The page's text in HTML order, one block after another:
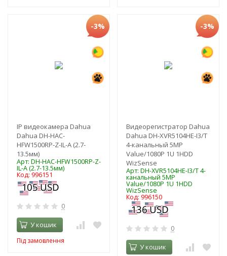
-3%
IP видеокамера Dahua
Dahua DH-HAC-
HFW1500RP-Z-IL-A (2.7-
13.5мм)
Арт: DH-HAC-HFW1500RP-Z-
IL-A (2.7-13.5мм)
Код: 996151
0
У кошик
Під замовлення
-3%
Видеорегистратор Dahua
Dahua DH-XVR5104HE-I3/T
4-канальный 5MP
Value/1080P 1U 1HDD
WizSense
Арт: DH-XVR5104HE-I3/T 4-
канальный 5MP
Value/1080P 1U 1HDD
WizSense
Код: 996150
0
У кошик